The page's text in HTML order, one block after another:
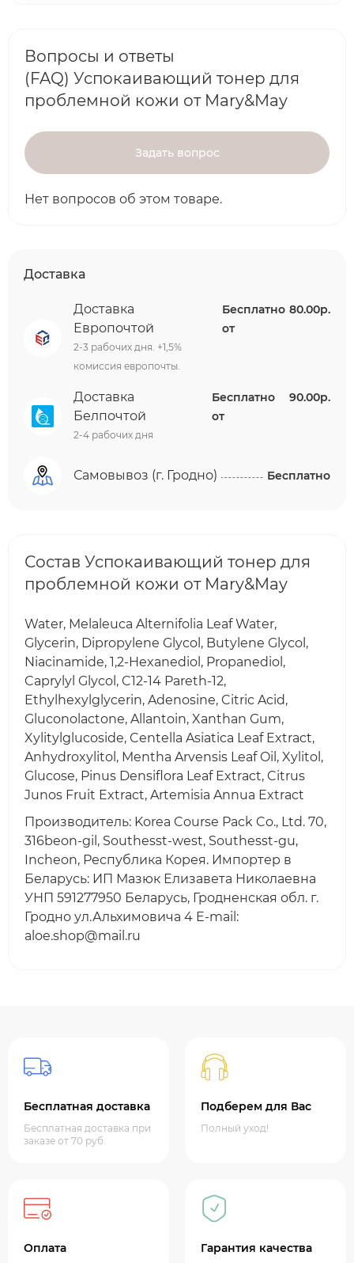
Вопросы и ответы
(FAQ) Успокаивающий тонер для
проблемной кожи от Mary&May
Задать вопрос
Нет вопросов об этом товаре.
Доставка
Доставка
Европочтой
2-3 рабочих дня. +1,5%
комиссия европочты.
Бесплатно
от
80.00р.
Доставка
Белпочтой
2-4 рабочих дня
Бесплатно
от
90.00р.
Самовывоз (г. Гродно) Бесплатно
Состав Успокаивающий тонер для
проблемной кожи от Mary&May
Water, Melaleuca Alternifolia Leaf Water,
Glycerin, Dipropylene Glycol, Butylene Glycol,
Niacinamide, 1,2-Hexanediol, Propanediol,
Caprylyl Glycol, C12-14 Pareth-12,
Ethylhexylglycerin, Adenosine, Citric Acid,
Gluconolactone, Allantoin, Xanthan Gum,
Xylitylglucoside, Centella Asiatica Leaf Extract,
Anhydroxylitol, Mentha Arvensis Leaf Oil, Xylitol,
Glucose, Pinus Densiflora Leaf Extract, Citrus
Junos Fruit Extract, Artemisia Annua Extract
Производитель: Korea Course Pack Co., Ltd. 70,
316beon-gil, Southesst-west, Southesst-gu,
Incheon, Республика Корея. Импортер в
Беларусь: ИП Мазюк Елизавета Николаевна
УНП 591277950 Беларусь, Гродненская обл. г.
Гродно ул.Альхимовича 4 E-mail:
aloe.shop@mail.ru
Бесплатная доставка
Бесплатная доставка при
заказе от 70 руб.
Подберем для Вас
Полный уход!
Оплата Гарантия качества